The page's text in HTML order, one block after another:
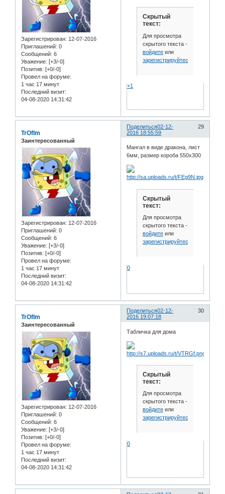
Зарегистрирован: 12-07-2016
Приглашений: 0
Сообщений: 6
Уважение: [+3/-0]
Позитив: [+0/-0]
Провел на форуме:
1 час 17 минут
Последний визит:
04-08-2020 14:31:42
Скрытый
текст:
Для просмотра
скрытого текста -
войдитеили
зарегистрируйтесь
+1
Поделиться 29
02-12-
2016 18:55:59
TrOfIm
Заинтересованный
Зарегистрирован: 12-07-2016
Приглашений: 0
Сообщений: 6
Уважение: [+3/-0]
Позитив: [+0/-0]
Провел на форуме:
1 час 17 минут
Последний визит:
04-08-2020 14:31:42
Мангал в виде дракона, лист
6мм, размер короба 550х300
Скрытый
текст:
Для просмотра
скрытого текста -
войдитеили
зарегистрируйтесь
0
Поделиться 30
02-12-
2016 19:07:18
TrOfIm
Заинтересованный
Зарегистрирован: 12-07-2016
Приглашений: 0
Сообщений: 6
Уважение: [+3/-0]
Позитив: [+0/-0]
Провел на форуме:
1 час 17 минут
Последний визит:
04-08-2020 14:31:42
Табличка для дома
Скрытый
текст:
Для просмотра
скрытого текста -
войдитеили
зарегистрируйтесь
0